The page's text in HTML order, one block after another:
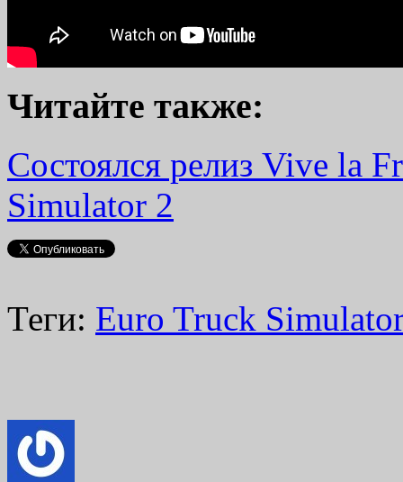
Читайте также:
Состоялся релиз Vive la
Simulator 2
Теги: Euro Truck